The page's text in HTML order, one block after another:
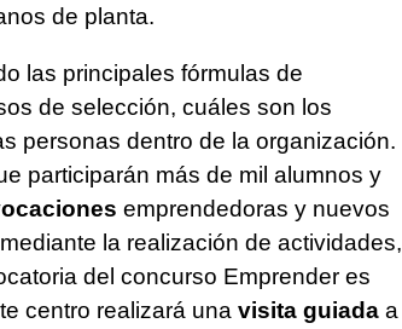
de planta.
las principales fórmulas de
de selección, cuáles son los
personas dentro de la organización.
participarán más de mil alumnos y
emprendedoras y nuevos
la realización de actividades,
del concurso Emprender es
centro realizará una visita guiadaa